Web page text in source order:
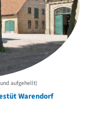
aufgehellt)
Warendorf